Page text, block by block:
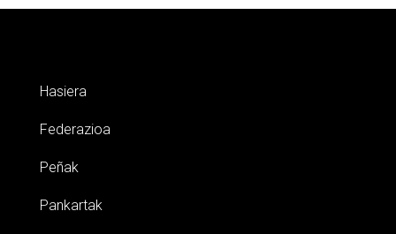
Hasiera
Federazioa
Peñak
Pankartak